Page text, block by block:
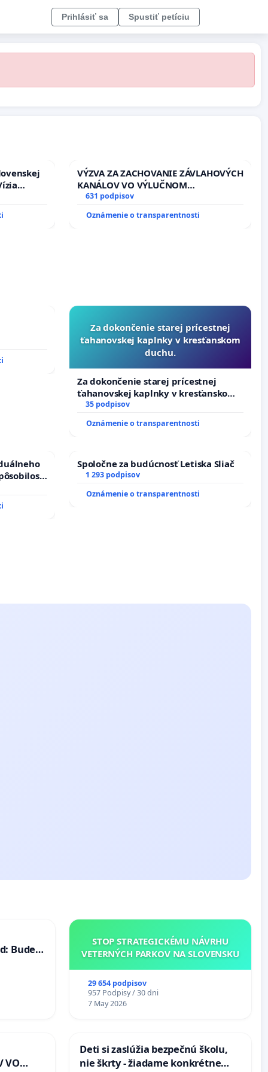
Prihlásiť sa Spustiť petíciu
VÝZVA ZA ZACHOVANIE ZÁVLAHOVÝCH
KANÁLOV VO VÝLUČNOM
VLASTNÍCTVE A POD KONTROLOU
SLOVENSKEJ REPUBLIKY & žiadosť na
riešenie zanedbaného stavu
631 podpisov
Oznámenie o transparentnosti
Za dokončenie starej prícestnej
ťahanovskej kaplnky v kresťanskom
duchu.
Za dokončenie starej prícestnej
ťahanovskej kaplnky v kresťanskom
duchu.
35 podpisov
Oznámenie o transparentnosti
SR
Spoločne za budúcnosť Letiska Sliač
1 293 podpisov
Oznámenie o transparentnosti
Bude
STOP STRATEGICKÉMU NÁVRHU
VETERNÝCH PARKOV NA SLOVENSKU
29 654 podpisov
957 Podpisy / 30 dni
7 May 2026
VO
Deti si zaslúžia bezpečnú školu,
nie škrty - žiadame konkrétne